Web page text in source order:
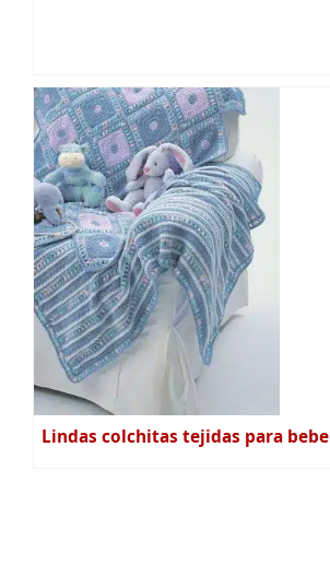
Lindas colchitas tejidas para bebe